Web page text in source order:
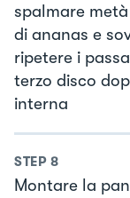
spalmare
di ananas e
ripetere i
terzo disco
interna
STEP 8
Montare la